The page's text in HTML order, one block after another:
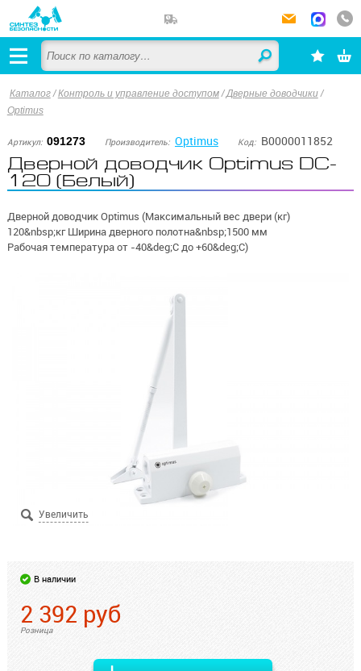
Каталог/Контроль и управление доступом /Дверные доводчики /
Optimus
Артикул: 091273 Производитель: Optimus Код: В0000011852
Дверной доводчик Optimus DC-
120 (Белый)
Дверной доводчик Optimus (Максимальный вес двери (кг)
120&nbsp;кг Ширина дверного полотна&nbsp;1500 мм
Рабочая температура от -40&deg;С до +60&deg;С)
В наличии
2 392 руб
Розница